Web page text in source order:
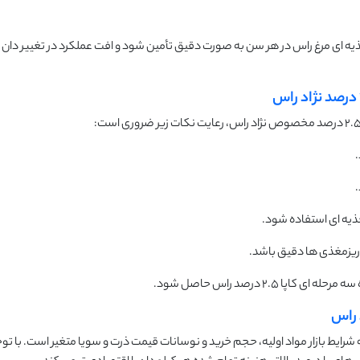
ای مرغ راس در هر سن به صورت دقیق تأمین شود و افت عملکرد در تغییر دان
ای استفاده شود.
ها دقیق باشد.
درصد راس حاصل شود.
2.5 درصد نژاد راس بسته به شرایط بازار مواد اولیه، حجم خرید و نوسانات قیمت ذرت و سویا متغیر است. با